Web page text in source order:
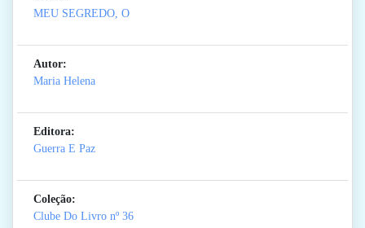
MEU SEGREDO, O
Autor:
Maria Helena
Editora:
Guerra E Paz
Coleção:
Clube Do Livro nº 36